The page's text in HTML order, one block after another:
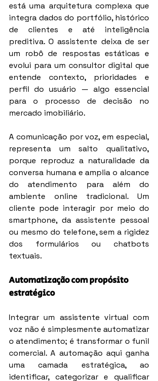
está uma arquitetura complexa que
integra dados do portfólio, histórico
de clientes e até inteligência
preditiva. O assistente deixa de ser
um robô de respostas estáticas e
evolui para um consultor digital que
entende contexto, prioridades e
perfil do usuário — algo essencial
para o processo de decisão no
mercado imobiliário.
A comunicação por voz, em especial,
representa um salto qualitativo,
porque reproduz a naturalidade da
conversa humana e amplia o alcance
do atendimento para além do
ambiente online tradicional. Um
cliente pode interagir por meio do
smartphone, da assistente pessoal
ou mesmo do telefone, sem a rigidez
dos formulários ou chatbots
textuais.
Automatização com propósito
estratégico
Integrar um assistente virtual com
voz não é simplesmente automatizar
o atendimento; é transformar o funil
comercial. A automação aqui ganha
uma camada estratégica, ao
identificar, categorizar e qualificar